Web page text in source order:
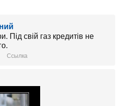
Під свій газ кредитів не
Ссылка